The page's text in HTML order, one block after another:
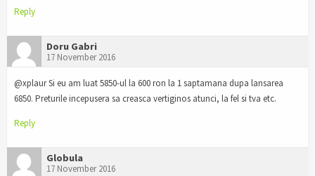
Reply
Doru Gabri
17 November 2016
@xplaur Si eu am luat 5850-ul la 600 ron la 1 saptamana dupa lansarea
6850. Preturile incepusera sa creasca vertiginos atunci, la fel si tva etc.
Reply
Globula
17 November 2016